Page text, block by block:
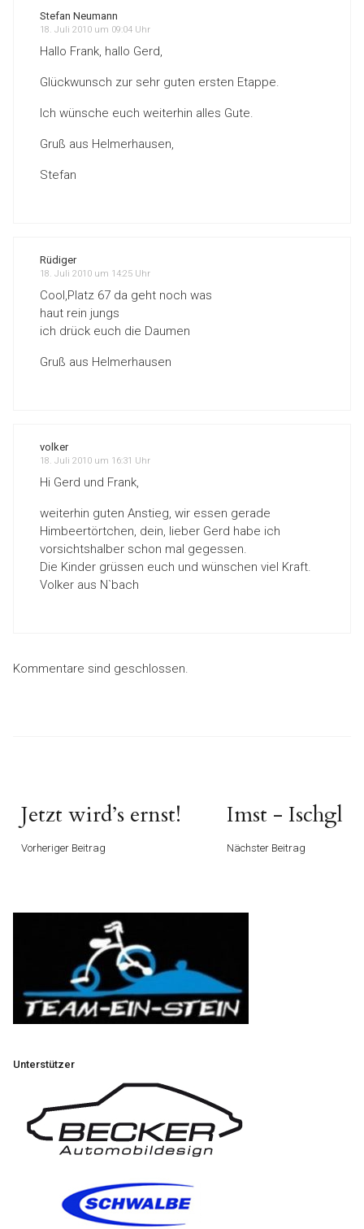
Stefan Neumann
18. Juli 2010 um 09:04 Uhr
Hallo Frank, hallo Gerd,
Glückwunsch zur sehr guten ersten Etappe.
Ich wünsche euch weiterhin alles Gute.
Gruß aus Helmerhausen,
Stefan
Rüdiger
18. Juli 2010 um 14:25 Uhr
Cool,Platz 67 da geht noch was
haut rein jungs
ich drück euch die Daumen
Gruß aus Helmerhausen
volker
18. Juli 2010 um 16:31 Uhr
Hi Gerd und Frank,
weiterhin guten Anstieg, wir essen gerade
Himbeertörtchen, dein, lieber Gerd habe ich
vorsichtshalber schon mal gegessen.
Die Kinder grüssen euch und wünschen viel Kraft.
Volker aus N`bach
Kommentare sind geschlossen.
Beitragsnavigation
Nächster
Beitrag
Imst - Ischgl
Nächster Beitrag
Vorheriger
Beitrag
Jetzt wird’s ernst!
Vorheriger Beitrag
Unterstützer